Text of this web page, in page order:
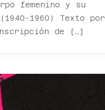
femenino y su
1960) Texto por
de […]